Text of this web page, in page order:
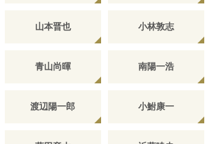
山本晋也 小林敦志
青山尚暉 南陽一浩
渡辺陽一郎 小鮒康一